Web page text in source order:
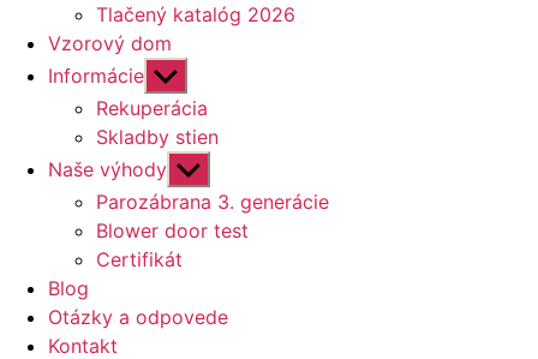
Tlačený katalóg 2026
Vzorový dom
Informácie Zobraziť
druhú
úroveň
navigácie
Rekuperácia
Skladby stien
Naše výhody Zobraziť
druhú
úroveň
navigácie
Parozábrana 3. generácie
Blower door test
Certifikát
Blog
Otázky a odpovede
Kontakt